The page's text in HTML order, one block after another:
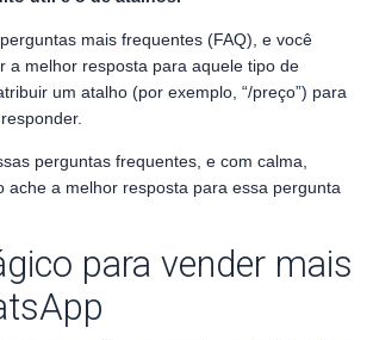
mais frequentes (FAQ), e você
a melhor resposta para aquele tipo de
um atalho (por exemplo, “/preço”) para
perguntas frequentes, e com calma,
ache a melhor resposta para essa pergunta
para vender mais